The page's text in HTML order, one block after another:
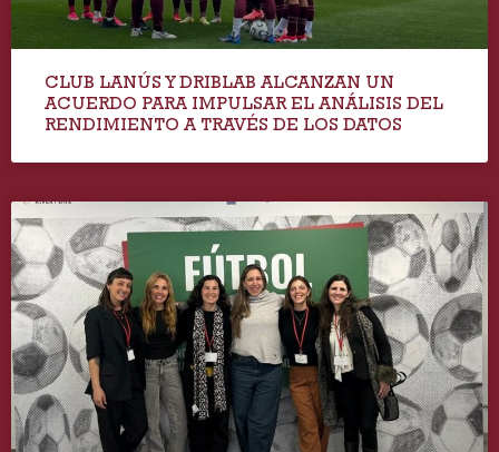
CLUB LANÚS Y DRIBLAB ALCANZAN UN
ACUERDO PARA IMPULSAR EL ANÁLISIS DEL
RENDIMIENTO A TRAVÉS DE LOS DATOS